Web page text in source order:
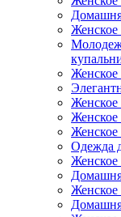
Женское
Женское
Женское
Женское
Женское
Одежда
Женское
Женское